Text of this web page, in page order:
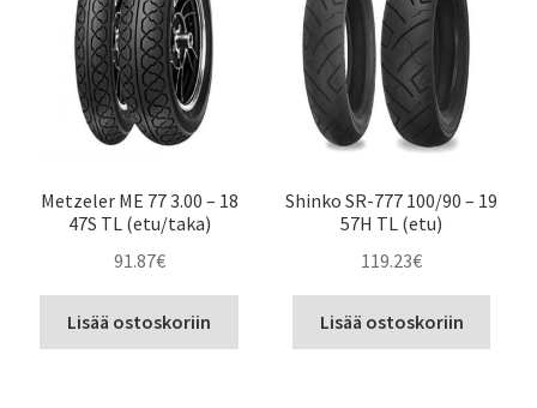
Metzeler ME 77 3.00 – 18
47S TL (etu/taka)
91.87€
Lisää ostoskoriin
Shinko SR-777 100/90 – 19
57H TL (etu)
119.23€
Lisää ostoskoriin